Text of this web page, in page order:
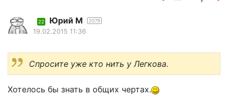
22 Юрий М 2079
19.02.2015 11:36
Спросите уже кто нить у Легкова.
Хотелось бы знать в общих чертах.